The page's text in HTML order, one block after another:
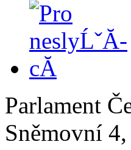
Parlament
Sněmovní